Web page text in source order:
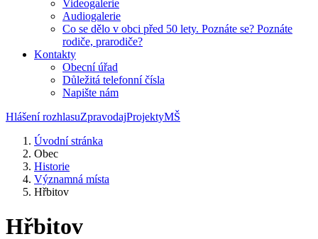
Videogalerie
Audiogalerie
Co se dělo v obci před 50 lety. Poznáte se? Poznáte
rodiče, prarodiče?
Kontakty
Obecní úřad
Důležitá telefonní čísla
Napište nám
Hlášení rozhlasuZpravodajProjektyMŠ
Úvodní stránka
Obec
Historie
Významná místa
Hřbitov
Hřbitov